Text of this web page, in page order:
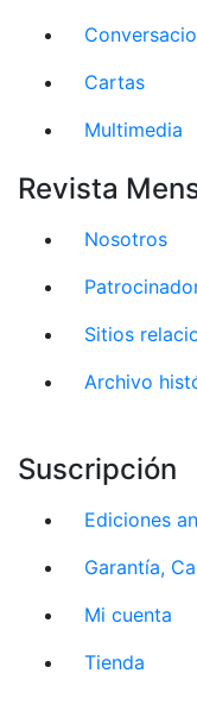
Cartas
Multimedia
Revista
Nosotros
Sitios
Archivo
Suscripción
Ediciones
Garantía,
Mi cuenta
Tienda